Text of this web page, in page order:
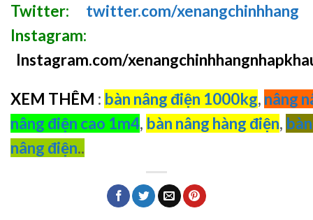
Twitter:
twitter.com/xenangchinhhang
Instagram:
Instagram.com/
XEM THÊM : bàn nâng điện 1000kg, nâng
nâng điện cao 1m4, bàn nâng hàng điện,
nâng điện..